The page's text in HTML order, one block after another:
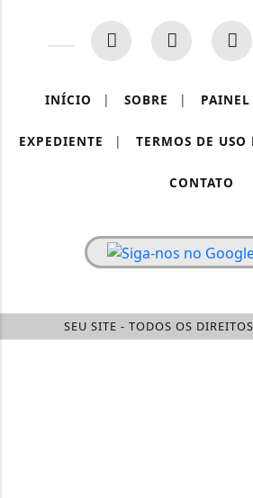
INÍCIO | SOBRE |
EXPEDIENTE | TERMOS DE USO
CONTATO
SEU SITE - TODOS OS